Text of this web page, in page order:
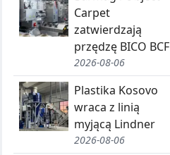
Carpet
zatwierdzają
przędzę BICO BCF
2026-08-06
Plastika Kosovo
wraca z linią
myjącą Lindner
2026-08-06